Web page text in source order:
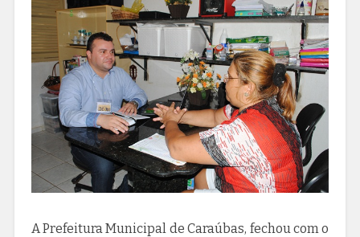
A Prefeitura Municipal de Caraúbas, fechou com o